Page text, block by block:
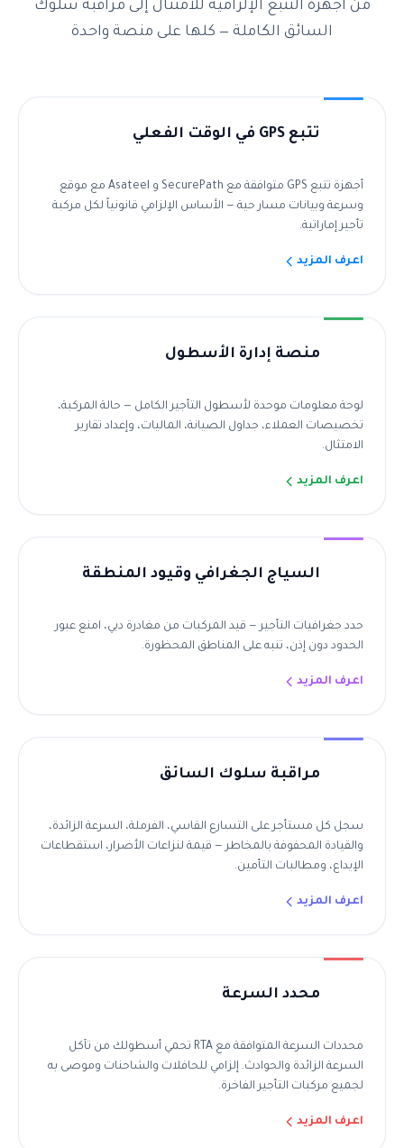
من أجهزة التتبع الإلزامية للامتثال إلى مراقبة سلوك
السائق الكاملة — كلها على منصة واحدة
تتبع GPS في الوقت الفعلي
أجهزة تتبع GPS متوافقة مع SecurePath و Asateel مع موقع
وسرعة وبيانات مسار حية — الأساس الإلزامي قانونياً لكل مركبة
تأجير إماراتية.
اعرف المزيد
منصة إدارة الأسطول
لوحة معلومات موحدة لأسطول التأجير الكامل — حالة المركبة،
تخصيصات العملاء، جداول الصيانة، الماليات، وإعداد تقارير
الامتثال.
اعرف المزيد
السياج الجغرافي وقيود المنطقة
حدد جغرافيات التأجير — قيد المركبات من مغادرة دبي، امنع عبور
الحدود دون إذن، تنبه على المناطق المحظورة.
اعرف المزيد
مراقبة سلوك السائق
سجل كل مستأجر على التسارع القاسي، الفرملة، السرعة الزائدة،
والقيادة المحفوفة بالمخاطر — قيمة لنزاعات الأضرار، استقطاعات
الإيداع، ومطالبات التأمين.
اعرف المزيد
محدد السرعة
محددات السرعة المتوافقة مع RTA تحمي أسطولك من تآكل
السرعة الزائدة والحوادث. إلزامي للحافلات والشاحنات وموصى به
لجميع مركبات التأجير الفاخرة.
اعرف المزيد